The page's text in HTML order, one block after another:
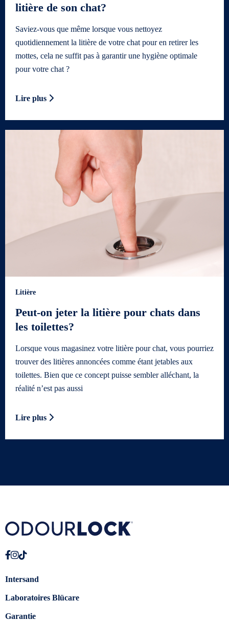
litière de son chat?
Saviez-vous que même lorsque vous nettoyez
quotidiennement la litière de votre chat pour en retirer les
mottes, cela ne suffit pas à garantir une hygiène optimale
pour votre chat ?
Lire plus
Litière
Peut-on jeter la litière pour chats dans
les toilettes?
Lorsque vous magasinez votre litière pour chat, vous pourriez
trouver des litières annoncées comme étant jetables aux
toilettes. Bien que ce concept puisse sembler alléchant, la
réalité n’est pas aussi
Lire plus
Intersand
Laboratoires Blücare
Garantie